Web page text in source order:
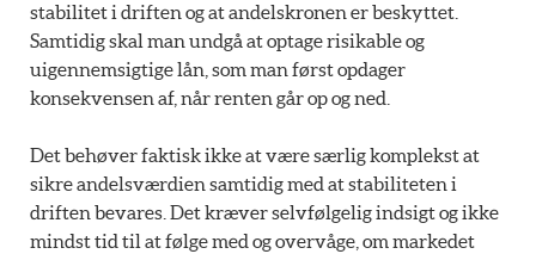
stabilitet i driften og at andelskronen er beskyttet.
Samtidig skal man undgå at optage risikable og
uigennemsigtige lån, som man først opdager
konsekvensen af, når renten går op og ned.
Det behøver faktisk ikke at være særlig komplekst at
sikre andelsværdien samtidig med at stabiliteten i
driften bevares. Det kræver selvfølgelig indsigt og ikke
mindst tid til at følge med og overvåge, om markedet